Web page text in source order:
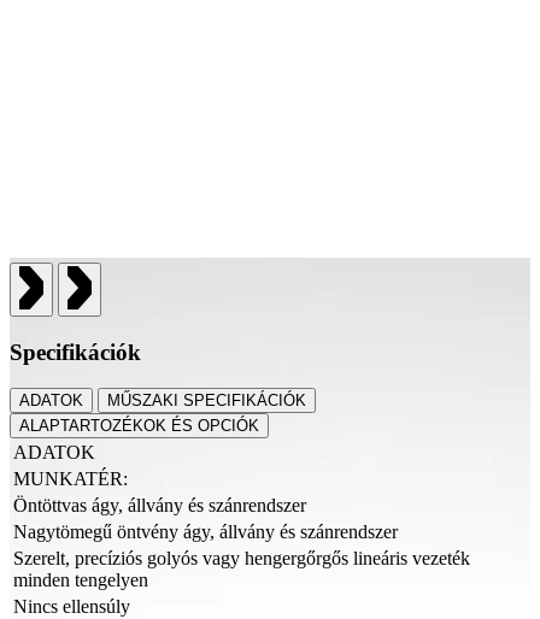
Specifikációk
ADATOK
MŰSZAKI SPECIFIKÁCIÓK
ALAPTARTOZÉKOK ÉS OPCIÓK
ADATOK
MUNKATÉR:
Öntöttvas ágy, állvány és szánrendszer
Nagytömegű öntvény ágy, állvány és szánrendszer
Szerelt, precíziós golyós vagy hengergőrgős lineáris vezeték
minden tengelyen
Nincs ellensúly